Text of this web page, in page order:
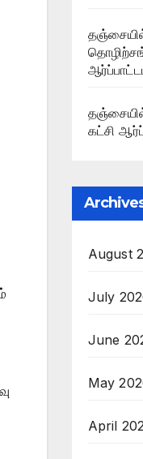
கட்சி
August
July
June
May
April